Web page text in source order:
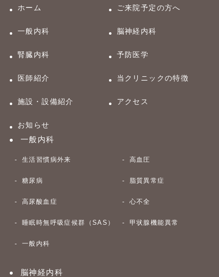
ホーム ご来院予定の方へ
一般内科 脳神経内科
腎臓内科 予防医学
医師紹介 当クリニックの特徴
施設・設備紹介 アクセス
お知らせ
一般内科
生活習慣病外来 高血圧
糖尿病 脂質異常症
高尿酸血症 心不全
睡眠時無呼吸症候群（SAS） 甲状腺機能異常
一般内科
脳神経内科